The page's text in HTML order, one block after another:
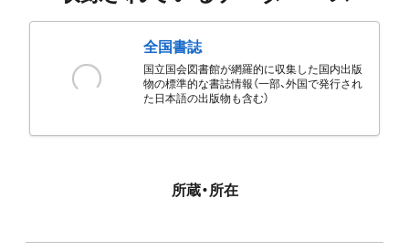
全国書誌
国立国会図書館が網羅的に収集した国内出版
物の標準的な書誌情報（一部、外国で発行され
た日本語の出版物も含む）
所蔵・所在